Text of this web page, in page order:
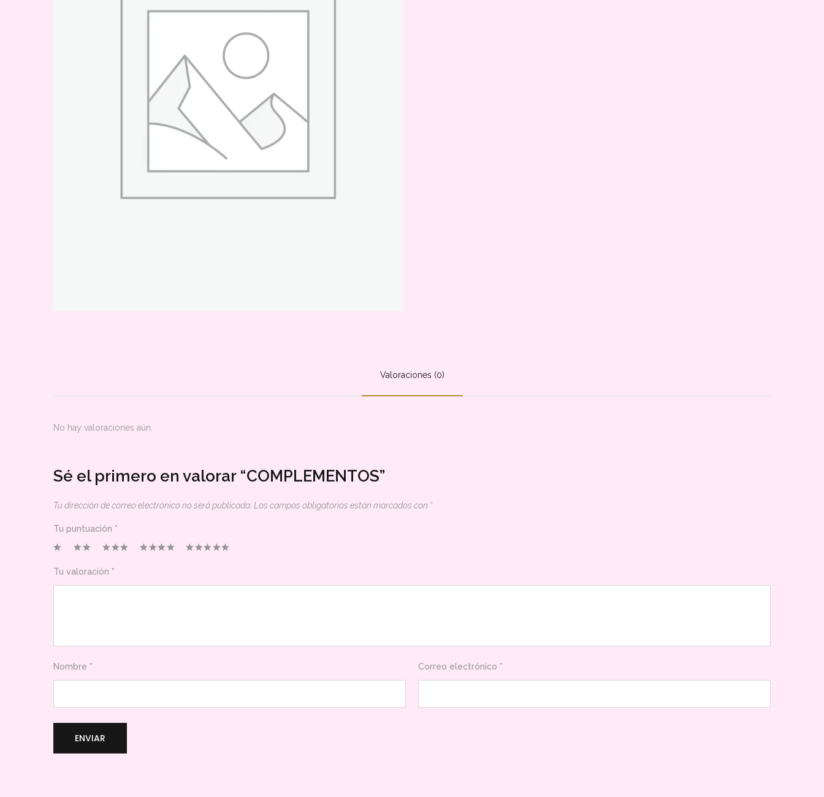
Valoraciones (0)
No hay valoraciones aún.
Sé el primero en valorar “COMPLEMENTOS”
Tu dirección de correo electrónico no será publicada. Los campos obligatorios están marcados con *
Tu puntuación *
Tu valoración *
Nombre * Correo electrónico *